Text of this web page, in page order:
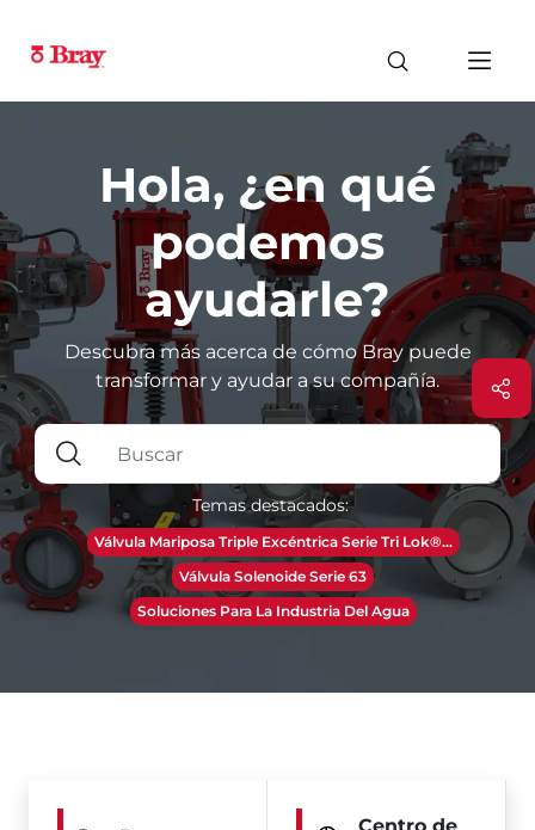
Hola, ¿en qué
podemos
ayudarle?
Descubra más acerca de cómo Bray puede
transformar y ayudar a su compañía.
Temas destacados:
Válvula Mariposa Triple Excéntrica Serie Tri Lok®​​​​​​​...
Válvula Solenoide Serie 63
Soluciones Para La Industria Del Agua
Centro de